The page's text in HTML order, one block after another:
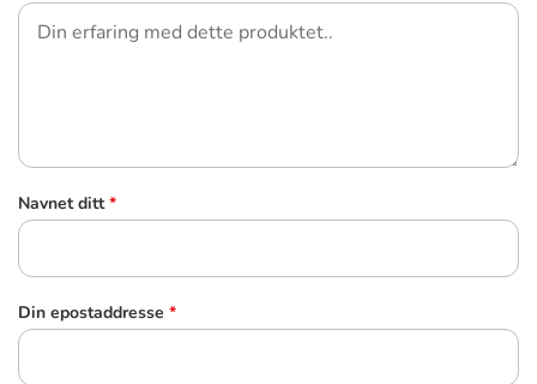
Navnet ditt *
Din epostaddresse *